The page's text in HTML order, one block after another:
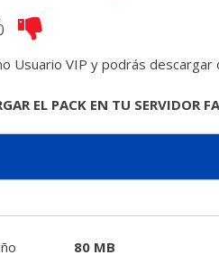
Usuario VIP y podrás descargar
EL PACK EN TU SERVIDOR
80 MB